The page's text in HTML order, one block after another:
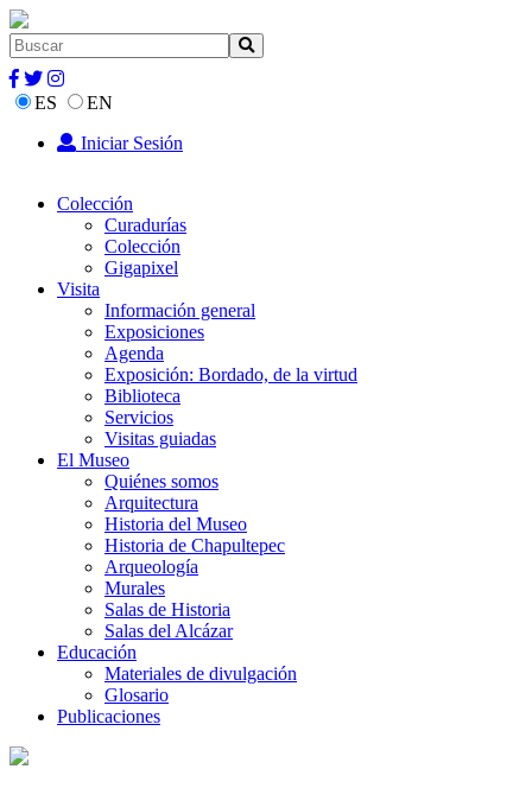
ES
EN
Iniciar Sesión
Colección
Curadurías
Colección
Gigapixel
Visita
Información general
Exposiciones
Agenda
Exposición: Bordado, de la virtud
Biblioteca
Servicios
Visitas guiadas
El Museo
Quiénes somos
Arquitectura
Historia del Museo
Historia de Chapultepec
Arqueología
Murales
Salas de Historia
Salas del Alcázar
Educación
Materiales de divulgación
Glosario
Publicaciones